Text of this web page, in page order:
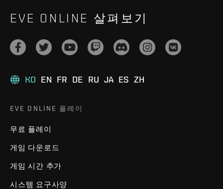
EVE ONLINE 살펴보기
KO EN FR DE RU JA ES ZH
EVE ONLINE 플레이
무료 플레이
게임 다운로드
게임 시간 추가
시스템 요구사양